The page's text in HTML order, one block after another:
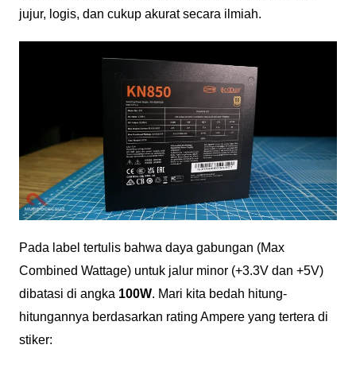
jujur, logis, dan cukup akurat secara ilmiah.
Pada label tertulis bahwa daya gabungan (Max
Combined Wattage) untuk jalur minor (+3.3V dan +5V)
dibatasi di angka 100W. Mari kita bedah hitung-
hitungannya berdasarkan rating Ampere yang tertera di
stiker: